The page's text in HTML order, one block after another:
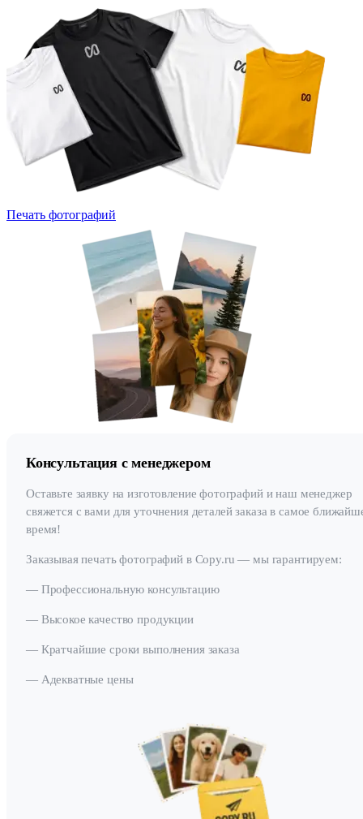
Печать фотографий
Консультация с менеджером
Оставьте заявку на изготовление фотографий и наш менеджер
свяжется с вами для уточнения деталей заказа в самое
время!
Заказывая печать фотографий в Copy.ru — мы гарантируем:
— Профессиональную консультацию
— Высокое качество продукции
— Кратчайшие сроки выполнения заказа
— Адекватные цены